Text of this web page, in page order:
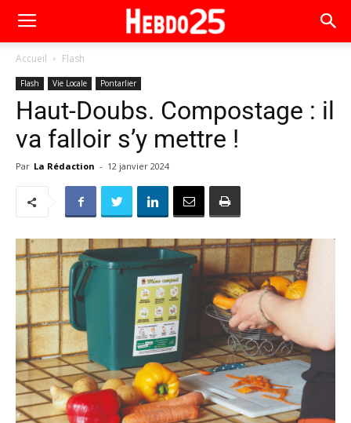
Accueil Flash
Flash Vie Locale Pontarlier
Haut-Doubs. Compostage : il
va falloir s’y mettre !
Par La Rédaction - 12 janvier 2024